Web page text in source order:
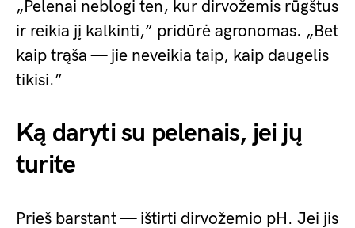
„Pelenai neblogi ten, kur dirvožemis rūgštus
ir reikia jį kalkinti,” pridūrė agronomas. „Bet
kaip trąša — jie neveikia taip, kaip daugelis
tikisi.”
Ką daryti su pelenais, jei jų
turite
Prieš barstant — ištirti dirvožemio pH. Jei jis